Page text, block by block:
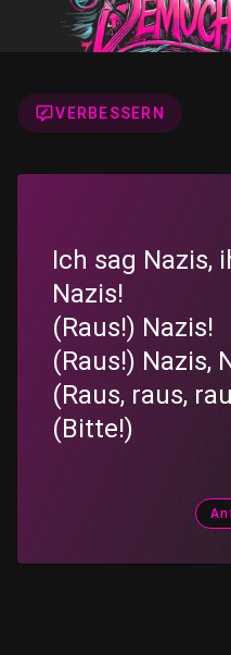
VERBESSERN
Ich sag Nazis,
Nazis!
(Raus!) Nazis!
(Raus!) Nazis,
(Raus, raus,
(Bitte!)